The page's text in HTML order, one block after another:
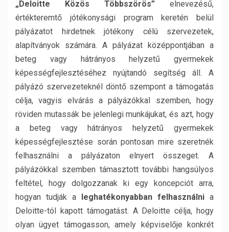
„Deloitte Közös Többszörös” elnevezésű,
értékteremtő jótékonysági program keretén belül
pályázatot hirdetnek jótékony célú szervezetek,
alapítványok számára. A pályázat középpontjában a
beteg vagy hátrányos helyzetű gyermekek
képességfejlesztéséhez nyújtandó segítség áll. A
pályázó szervezeteknél döntő szempont a támogatás
célja, vagyis elvárás a pályázókkal szemben, hogy
röviden mutassák be jelenlegi munkájukat, és azt, hogy
a beteg vagy hátrányos helyzetű gyermekek
képességfejlesztése során pontosan mire szeretnék
felhasználni a pályázaton elnyert összeget. A
pályázókkal szemben támasztott további hangsúlyos
feltétel, hogy dolgozzanak ki egy koncepciót arra,
hogyan tudják a leghatékonyabban felhasználni a
Deloitte-tól kapott támogatást. A Deloitte célja, hogy
olyan ügyet támogasson, amely képviselője konkrét